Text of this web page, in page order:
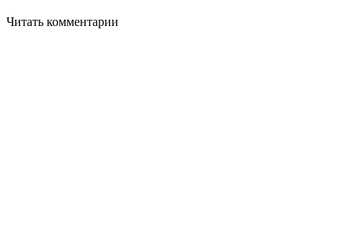
Читать комментарии